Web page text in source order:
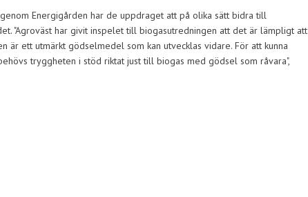
Energigården har de uppdraget att på olika sätt bidra till
"Agroväst har givit inspelet till biogasutredningen att det är lämpligt att
är ett utmärkt gödselmedel som kan utvecklas vidare. För att kunna
tryggheten i stöd riktat just till biogas med gödsel som råvara",